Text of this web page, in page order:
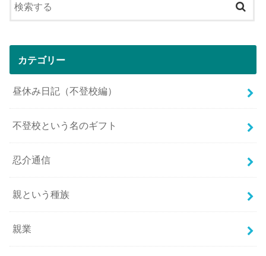
カテゴリー
昼休み日記（不登校編）
不登校という名のギフト
忍介通信
親という種族
親業